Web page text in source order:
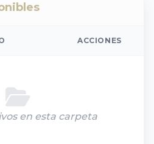
ACCIONES
en esta carpeta